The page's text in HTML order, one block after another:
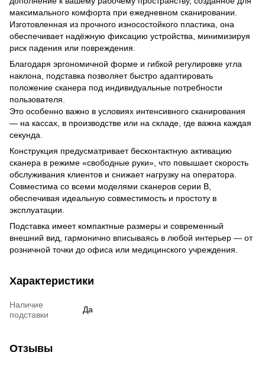
максимального комфорта при ежедневном сканировании.
Изготовленная из прочного износостойкого пластика, она
обеспечивает надёжную фиксацию устройства, минимизируя
риск падения или повреждения.
Благодаря эргономичной форме и гибкой регулировке угла
наклона, подставка позволяет быстро адаптировать
положение сканера под индивидуальные потребности
пользователя.
Это особенно важно в условиях интенсивного сканирования
— на кассах, в производстве или на складе, где важна каждая
секунда.
Конструкция предусматривает бесконтактную активацию
сканера в режиме «свободные руки», что повышает скорость
обслуживания клиентов и снижает нагрузку на оператора.
Совместима со всеми моделями сканеров серии B,
обеспечивая идеальную совместимость и простоту в
эксплуатации.
Подставка имеет компактные размеры и современный
внешний вид, гармонично вписываясь в любой интерьер — от
розничной точки до офиса или медицинского учреждения.
Характеристики
Наличие
подставки
Да
Отзывы